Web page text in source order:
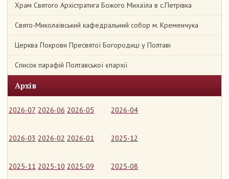
Храм Святого Архістратига Божого Михаїла в с.Петрівка
Свято-Миколаївський кафедральний собор м. Кременчука
Церква Покрови Пресвятої Богородиці у Полтаві
Список парафій Полтавської єпархії
Архів
2026-07 2026-06 2026-05 2026-04
2026-03 2026-02 2026-01 2025-12
2025-11 2025-10 2025-09 2025-08